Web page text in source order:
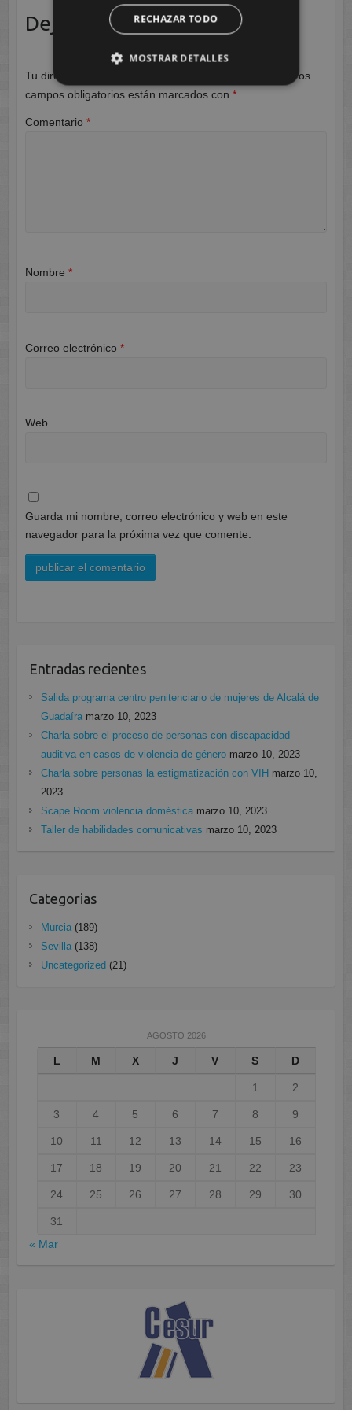
Deja una respuesta
Tu dirección de correo electrónico no será publicada.
Los
campos obligatorios están marcados con *
Comentario *
Nombre *
Correo electrónico *
Web
Guarda mi nombre, correo electrónico y web en este
navegador para la próxima vez que comente.
Entradas recientes
Salida programa centro penitenciario de mujeres de Alcalá de
Guadaíra marzo 10, 2023
Charla sobre el proceso de personas con discapacidad
auditiva en casos de violencia de género marzo 10, 2023
Charla sobre personas la estigmatización con VIH marzo 10,
2023
Scape Room violencia doméstica marzo 10, 2023
Taller de habilidades comunicativas marzo 10, 2023
Categorias
Murcia(189)
Sevilla(138)
Uncategorized (21)
AGOSTO 2026
L M X J V S D
1 2
3 4 5 6 7 8 9
10 11 12 13 14 15 16
17 18 19 20 21 22 23
24 25 26 27 28 29 30
31
« Mar
RECHAZAR TODO
MOSTRAR DETALLES